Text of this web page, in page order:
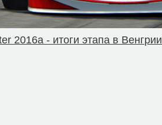
2016a - итоги этапа в Венгрии